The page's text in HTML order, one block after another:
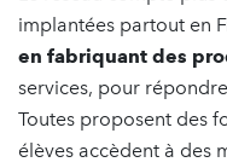
implantées partout en
en fabriquant des
services, pour
Toutes proposent des
élèves accèdent à des